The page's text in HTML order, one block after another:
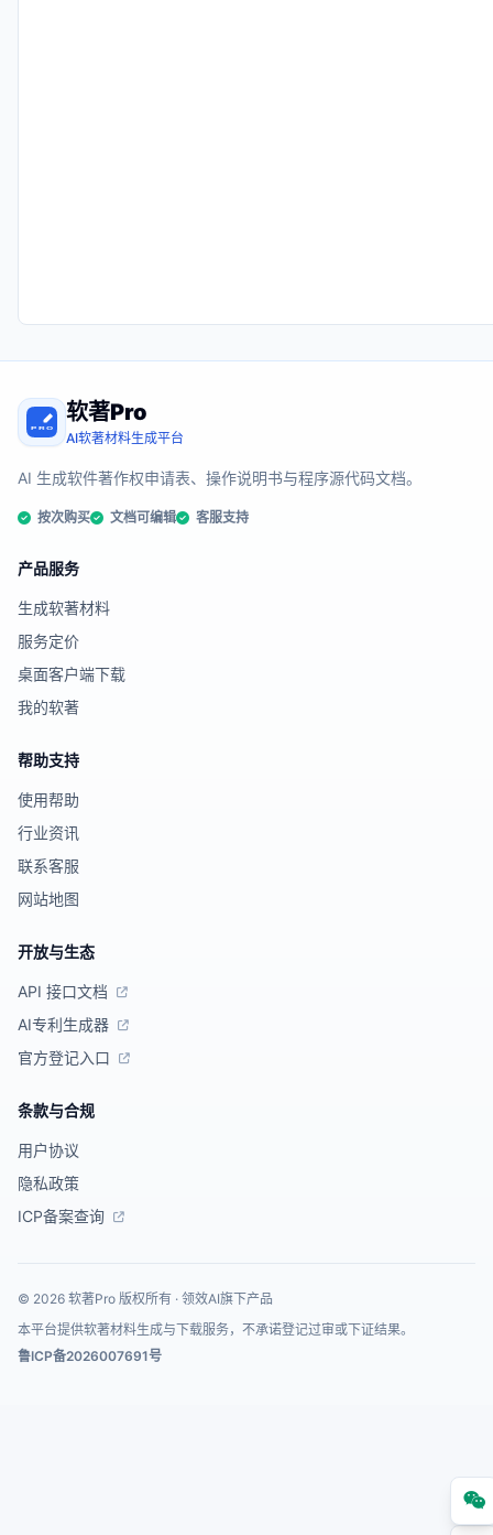
软著Pro
AI软著材料生成平台
AI 生成软件著作权申请表、操作说明书与程序源代码文档。
按次购买 文档可编辑 客服支持
产品服务
生成软著材料
服务定价
桌面客户端下载
我的软著
帮助支持
使用帮助
行业资讯
联系客服
网站地图
开放与生态
API 接口文档
AI专利生成器
官方登记入口
条款与合规
用户协议
隐私政策
ICP备案查询
© 2026 软著Pro 版权所有 · 领效AI旗下产品
本平台提供软著材料生成与下载服务，不承诺登记过审或下证结果。
鲁ICP备2026007691号